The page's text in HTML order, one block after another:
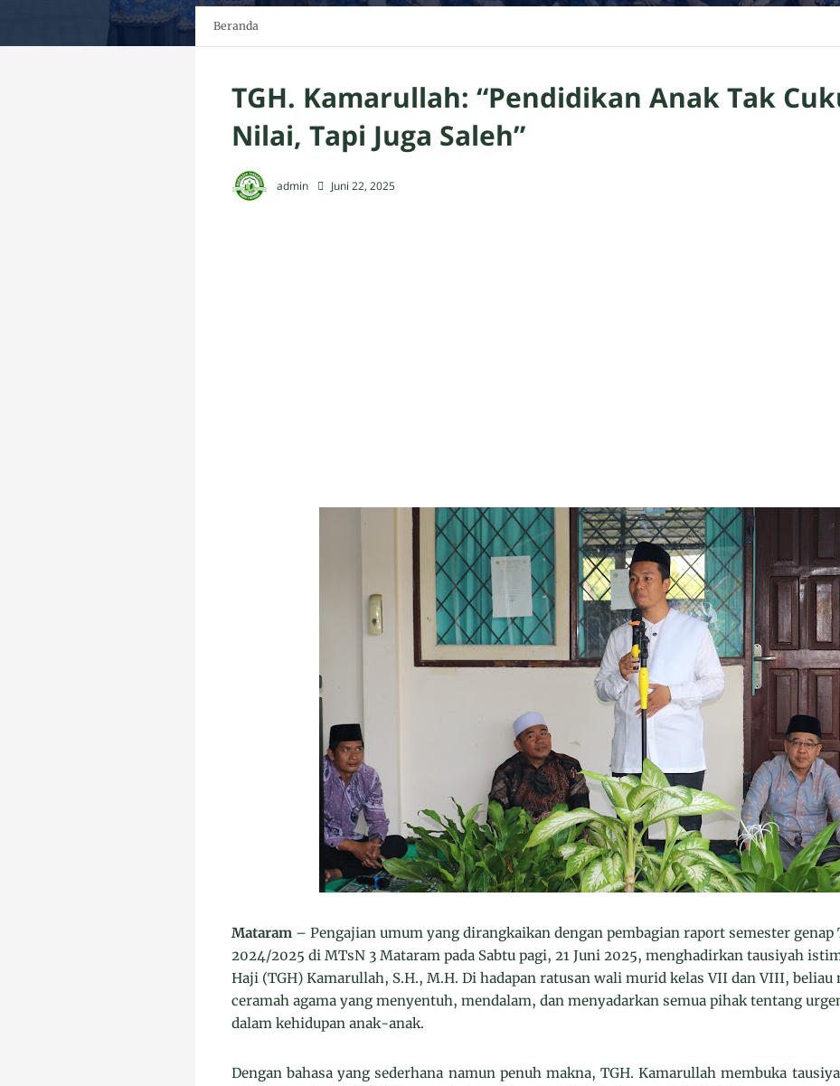
Beranda
TGH. Kamarullah: “Pendidikan Anak Tak
Nilai, Tapi Juga Saleh”
admin Juni 22, 2025
Mataram – Pengajian umum yang dirangkaikan dengan pembagian raport semester genap
2024/2025 di MTsN 3 Mataram pada Sabtu pagi, 21 Juni 2025, menghadirkan tausiyah
Haji (TGH) Kamarullah, S.H., M.H. Di hadapan ratusan wali murid kelas VII dan VIII, beliau
ceramah agama yang menyentuh, mendalam, dan menyadarkan semua pihak tentang
dalam kehidupan anak-anak.
Dengan bahasa yang sederhana namun penuh makna, TGH. Kamarullah membuka